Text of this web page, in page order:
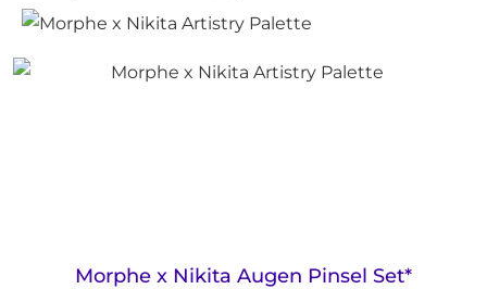
Morphe x Nikita Augen Pinsel Set*